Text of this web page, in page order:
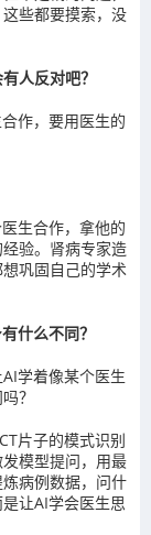
些都要摸索，没
人反对吧？
作，要用医生的
生合作，拿他的
验。肾病专家造
巩固自己的学术
什么不同？
学着像某个医生
？
片子的模式识别
模型提问，用最
病例数据，问什
让AI学会医生思